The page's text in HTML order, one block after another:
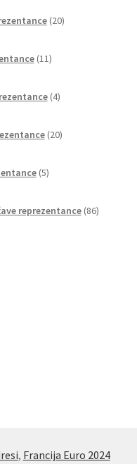
20izdelkov
11izdelkov
4izdelki
20izdelkov
5izdelkov
reprezentance 86izdelkov
, Francija Euro 2024